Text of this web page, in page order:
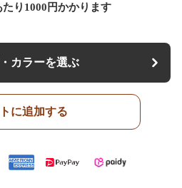
り 1000 円かかります
カラーを選ぶ
に追加する